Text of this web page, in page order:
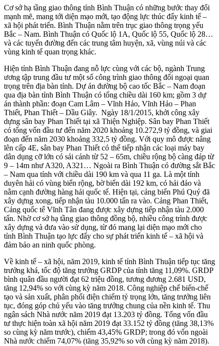
Cơ sở hạ tầng giao thông tỉnh Bình Thuận có những bước thay đổi
mạnh mẽ, mang tới diện mạo mới, tạo động lực thúc đẩy kinh tế –
xã hội phát triển. Bình Thuận nằm trên trục giao thông trọng yếu
Bắc – Nam. Bình Thuận có Quốc lộ 1A, Quốc lộ 55, Quốc lộ 28…
và các tuyến đường đến các trung tâm huyện, xã, vùng núi và các
vùng kinh tế quan trọng khác.
Hiện tỉnh Bình Thuận đang nỗ lực cùng với các bộ, ngành Trung
ương tập trung đầu tư một số công trình giao thông đối ngoại quan
trọng trên địa bàn tỉnh. Dự án đường bộ cao tốc Bắc – Nam đoạn
qua địa bàn tỉnh Bình Thuận có tổng chiều dài 160 km; gồm 3 dự
án thành phần: đoạn Cam Lâm – Vĩnh Hảo, Vĩnh Hảo – Phan
Thiết, Phan Thiết – Dầu Giây. Ngày 18/1/2015, khởi công xây
dựng sân bay Phan Thiết tại xã Thiện Nghiệp. Sân bay Phan Thiết
có tổng vốn đầu tư đến năm 2020 khoảng 10.272,9 tỷ đồng, và giai
đoạn đến năm 2030 khoảng 332,5 tỷ đồng. Với quy mô được nâng
lên cấp 4E, sân bay Phan Thiết có thể tiếp nhận các loại máy bay
dân dụng cỡ lớn có sải cánh từ 52 – 65m, chiều rộng bộ càng đáp từ
9 – 14m như A320, A321… Ngoài ra Bình Thuận có đường sắt Bắc
– Nam qua tỉnh với chiều dài 190 km và qua 11 ga. Là một tỉnh
duyên hải có vùng biển rộng, bờ biển dài 192 km, có hải đảo và
nằm cạnh đường hàng hải quốc tế. Hiện tại, cảng biển Phú Quý đã
xây dựng xong, tiếp nhận tàu 10.000 tấn ra vào. Cảng Phan Thiết,
Cảng quốc tế Vĩnh Tân đang được xây dựng tiếp nhận tàu 2.000
tấn. Nhờ cơ sở hạ tầng giao thông đồng bộ, nhiều công trình được
xây dựng và đưa vào sử dụng, từ đó mang lại diện mạo mới cho
tỉnh Bình Thuận tạo lực đẩy cho sự phát triển kinh tế – xã hội và
đảm bảo an ninh quốc phòng.
Về kinh tế – xã hội, năm 2019, kinh tế tỉnh Bình Thuận tiếp tục tăng
trưởng khá, tốc độ tăng trưởng GRDP của tỉnh tăng 11,09%. GRDP
bình quân đầu người đạt 62 triệu đồng, tương đương 2.681 USD,
tăng 12,94% so với cùng kỳ năm 2018. Công nghiệp chế biến-chế
tạo và sản xuất, phân phối điện chiếm tỷ trọng lớn, tăng trưởng liên
tục, đóng góp chủ yếu vào tăng trưởng chung của nền kinh tế. Thu
ngân sách Nhà nước năm 2019 đạt 13.203 tỷ đồng. Tổng vốn đầu
tư thực hiện toàn xã hội năm 2019 đạt 33.152 tỷ đồng (tăng 38,13%
so cùng kỳ năm trước), chiếm 43,45% GRDP; trong đó vốn ngoài
Nhà nước chiếm 74,07% (tăng 35,92% so với cùng kỳ năm 2018).